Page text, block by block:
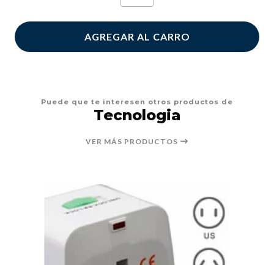
AGREGAR AL CARRO
Puede que te interesen otros productos de
Tecnologia
VER MÁS PRODUCTOS